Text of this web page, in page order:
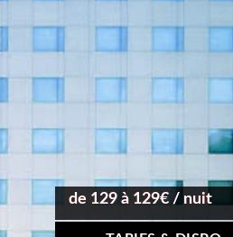
de 129 à 129€ / nuit